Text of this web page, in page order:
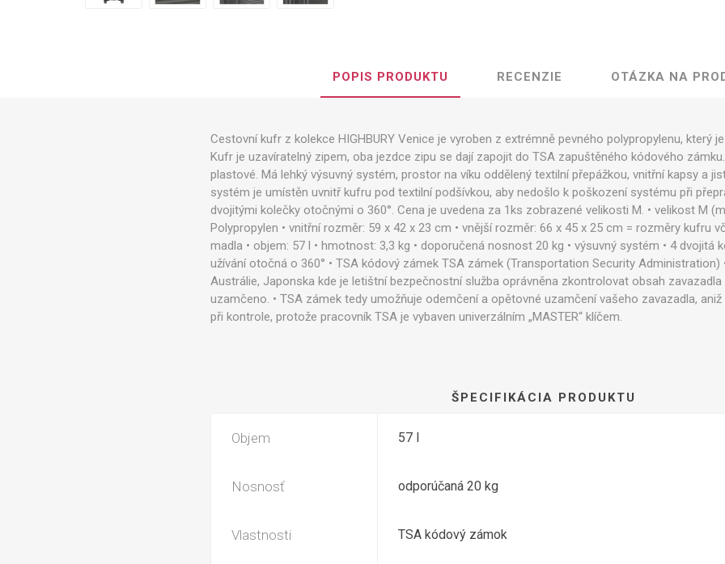
POPIS PRODUKTU RECENZIE OTÁZKA NA
Cestovní kufr z kolekce HIGHBURY Venice je vyroben z extrémně pevného polypropylenu, který
Kufr je uzavíratelný zipem, oba jezdce zipu se dají zapojit do TSA zapuštěného kódového
plastové. Má lehký výsuvný systém, prostor na víku oddělený textilní přepážkou, vnitřní kapsy a
systém je umístěn uvnitř kufru pod textilní podšívkou, aby nedošlo k poškození systému při
dvojitými kolečky otočnými o 360°. Cena je uvedena za 1ks zobrazené velikosti M. • velikost M
Polypropylen • vnitřní rozměr: 59 x 42 x 23 cm • vnější rozměr: 66 x 45 x 25 cm = rozměry kufru
madla • objem: 57 l • hmotnost: 3,3 kg • doporučená nosnost 20 kg • výsuvný systém • 4 dvojitá
užívání otočná o 360° • TSA kódový zámek TSA zámek (Transportation Security Administration)
Austrálie, Japonska kde je letištní bezpečnostní služba oprávněna zkontrolovat obsah zavazadla
uzamčeno. • TSA zámek tedy umožňuje odemčení a opětovné uzamčení vašeho zavazadla,
při kontrole, protože pracovník TSA je vybaven univerzálním „MASTER“ klíčem.
ŠPECIFIKÁCIA PRODUKTU
Objem 57 l
Nosnosť odporúčaná 20 kg
Vlastnosti TSA kódový zámok